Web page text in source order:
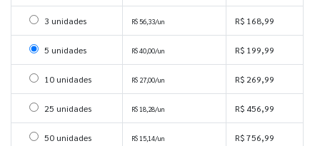
Selecionar 3 unidades
3 unidades R$ 56,33/un R$ 168,99
Selecionar 5 unidades
5 unidades R$ 40,00/un R$ 199,99
Selecionar 10 unidades
10 unidades R$ 27,00/un R$ 269,99
Selecionar 25 unidades
25 unidades R$ 18,28/un R$ 456,99
Selecionar 50 unidades
50 unidades R$ 15,14/un R$ 756,99